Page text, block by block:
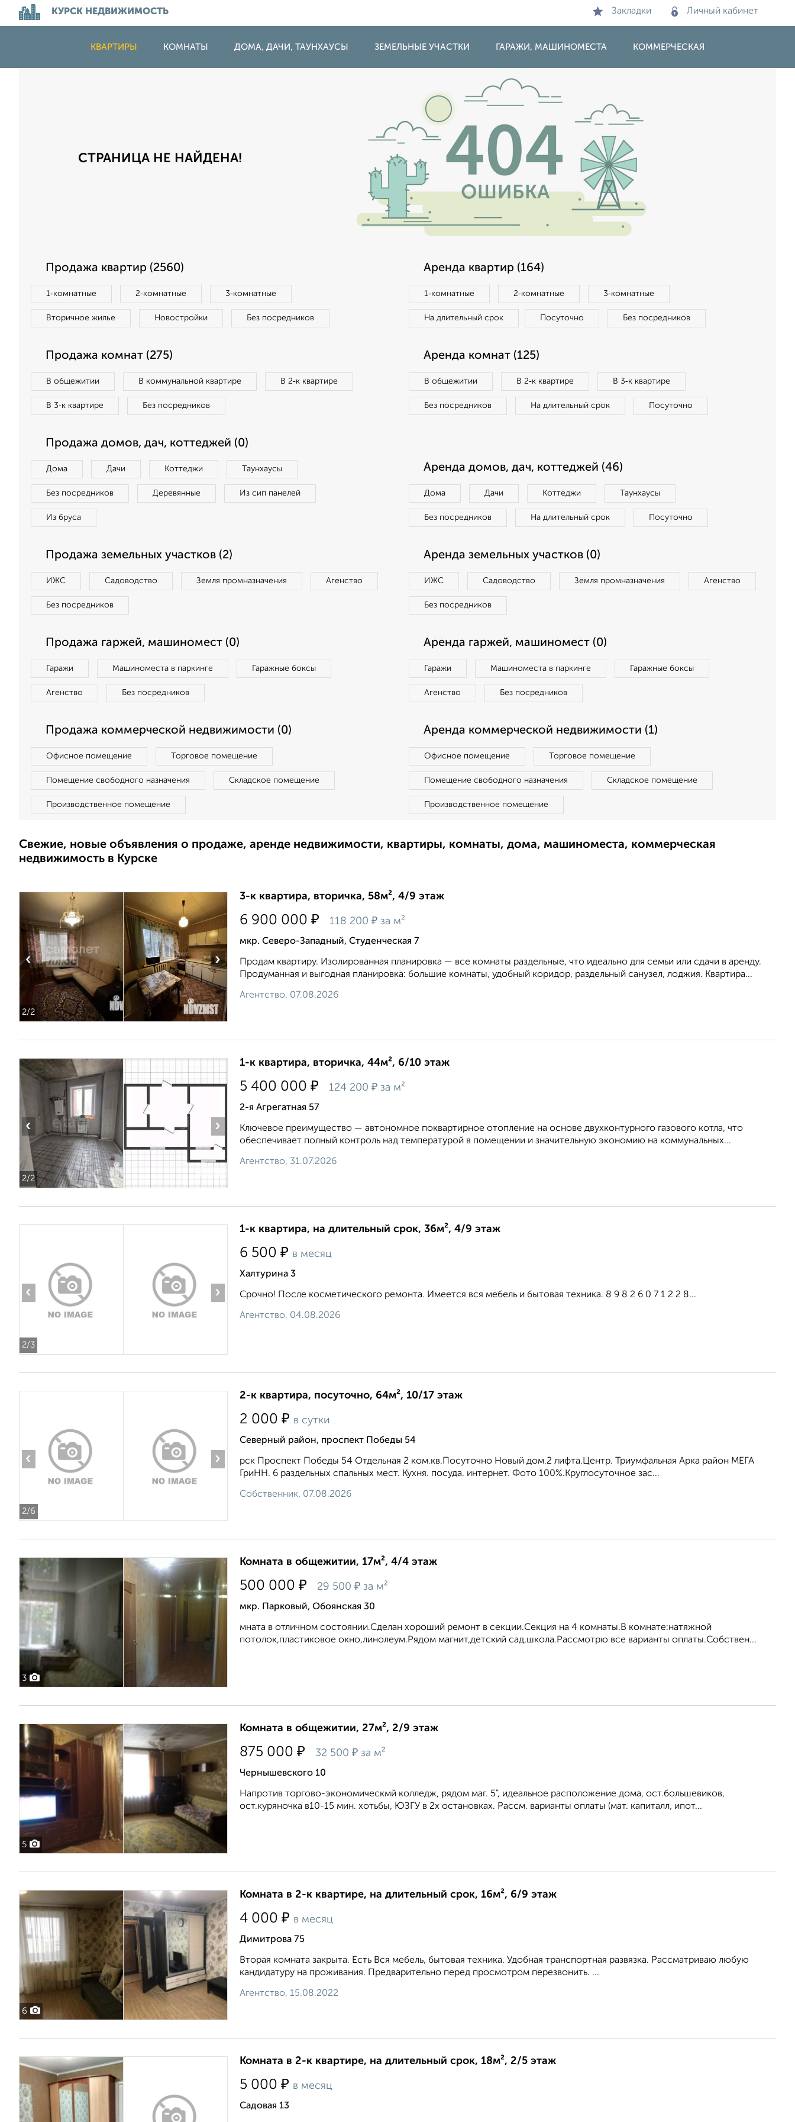
КУРСК НЕДВИЖИМОСТЬ Закладки Личный кабинет
КВАРТИРЫ КОМНАТЫ ДОМА, ДАЧИ, ТАУНХАУСЫ ЗЕМЕЛЬНЫЕ УЧАСТКИ ГАРАЖИ, МАШИНОМЕСТА КОММЕРЧЕСКАЯ
СТРАНИЦА НЕ НАЙДЕНА!
Продажа квартир (2560)
1‑комнатные 2‑комнатные 3‑комнатные
Вторичное жилье Новостройки Без посредников
Аренда квартир (164)
1‑комнатные 2‑комнатные 3‑комнатные
На длительный срок Посуточно Без посредников
Продажа комнат (275)
В общежитии В коммунальной квартире В 2‑к квартире
В 3‑к квартире Без посредников
Аренда комнат (125)
В общежитии В 2‑к квартире В 3‑к квартире
Без посредников На длительный срок Посуточно
Продажа домов, дач, коттеджей (0)
Дома Дачи Коттеджи Таунхаусы
Без посредников Деревянные Из сип панелей
Из бруса
Аренда домов, дач, коттеджей (46)
Дома Дачи Коттеджи Таунхаусы
Без посредников На длительный срок Посуточно
Продажа земельных участков (2)
ИЖС Садоводство Земля промназначения Агенство
Без посредников
Аренда земельных участков (0)
ИЖС Садоводство Земля промназначения Агенство
Без посредников
Продажа гаржей, машиномест (0)
Гаражи Машиноместа в паркинге Гаражные боксы
Агенство Без посредников
Аренда гаржей, машиномест (0)
Гаражи Машиноместа в паркинге Гаражные боксы
Агенство Без посредников
Продажа коммерческой недвижимости (0)
Офисное помещение Торговое помещение
Помещение свободного назначения Складское помещение
Производственное помещение
Аренда коммерческой недвижимости (1)
Офисное помещение Торговое помещение
Помещение свободного назначения Складское помещение
Производственное помещение
Свежие, новые объявления о продаже, аренде недвижимости, квартиры, комнаты, дома, машиноместа, коммерческая
недвижимость в Курске
2/2
‹ ›
3-к квартира, вторичка, 58м², 4/9 этаж
6 900 000 ₽ 118 200 ₽ за м²
мкр. Северо-Западный, Студенческая 7
Продам квартиру. Изолированная планировка — все комнаты раздельные, что идеально для семьи или сдачи в аренду.
Продуманная и выгодная планировка: большие комнаты, удобный коридор, раздельный санузел, лоджия. Квартира...
Агентство, 07.08.2026
2/2
‹ ›
1-к квартира, вторичка, 44м², 6/10 этаж
5 400 000 ₽ 124 200 ₽ за м²
2-я Агрегатная 57
Ключевое преимущество — автономное поквартирное отопление на основе двухконтурного газового котла, что
обеспечивает полный контроль над температурой в помещении и значительную экономию на коммунальных...
Агентство, 31.07.2026
2/3
‹ ›
1-к квартира, на длительный срок, 36м², 4/9 этаж
6 500 ₽ в месяц
Халтурина 3
Срочно! После косметического ремонта. Имеется вся мебель и бытовая техника. 8 9 8 2 6 0 7 1 2 2 8...
Агентство, 04.08.2026
2/6
‹ ›
2-к квартира, посуточно, 64м², 10/17 этаж
2 000 ₽ в сутки
Северный район, проспект Победы 54
рск Проспект Победы 54 Отдельная 2 ком.кв.Посуточно Новый дом.2 лифта.Центр. Триумфальная Арка район МЕГА
ГриНН. 6 раздельных спальных мест. Кухня. посуда. интернет. Фото 100%.Круглосуточное зас...
Собственник, 07.08.2026
3
Комната в общежитии, 17м², 4/4 этаж
500 000 ₽ 29 500 ₽ за м²
мкр. Парковый, Обоянская 30
мната в отличном состоянии.Сделан хороший ремонт в секции.Секция на 4 комнаты.В комнате:натяжной
потолок,пластиковое окно,линолеум.Рядом магнит,детский сад,школа.Рассмотрю все варианты оплаты.Собствен...
5
Комната в общежитии, 27м², 2/9 этаж
875 000 ₽ 32 500 ₽ за м²
Чернышевского 10
Напротив торгово-экономическмй колледж, рядом маг. 5", идеальное расположение дома, ост.большевиков,
ост.куряночка в10-15 мин. хотьбы, ЮЗГУ в 2х остановках. Рассм. варианты оплаты (мат. капиталл, ипот...
6
Комната в 2-к квартире, на длительный срок, 16м², 6/9 этаж
4 000 ₽ в месяц
Димитрова 75
Вторая комната закрыта. Есть Вся мебель, бытовая техника. Удобная транспортная развязка. Рассматриваю любую
кандидатуру на проживания. Предварительно перед просмотром перезвонить. ...
Агентство, 15.08.2022
Комната в 2-к квартире, на длительный срок, 18м², 2/5 этаж
5 000 ₽ в месяц
Садовая 13